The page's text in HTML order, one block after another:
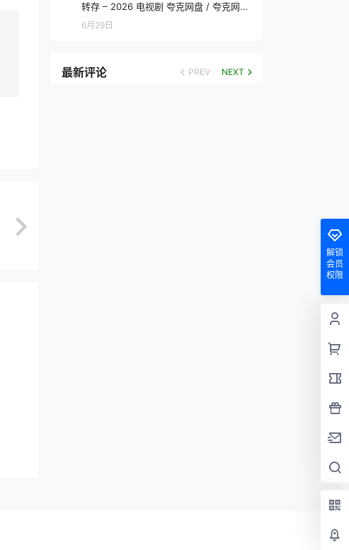
转存 – 2026 电视剧 夸克网盘 / 夸克网盘
高清转存
6月29日
最新评论 PREV NEXT
解锁
会员
权限